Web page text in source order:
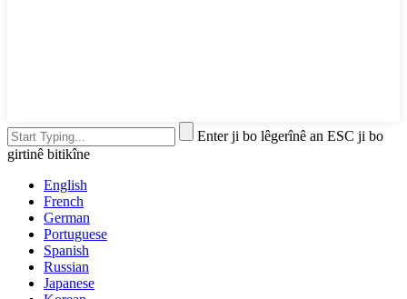
Enter ji bo lêgerînê an ESC ji bo
girtinê bitikîne
English
French
German
Portuguese
Spanish
Russian
Japanese